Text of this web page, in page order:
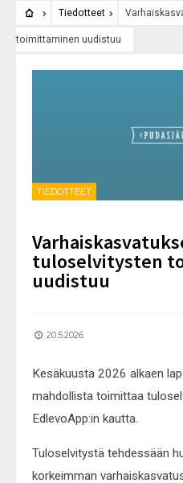
Tiedotteet
toimittaminen uudistuu
TIEDOTTEET
tuloselvitysten
uudistuu
20.5.2026
Kesäkuusta 2026 alkaen
mahdollista toimittaa
EdlevoApp:in kautta.
Tuloselvitystä tehdessään
korkeimman